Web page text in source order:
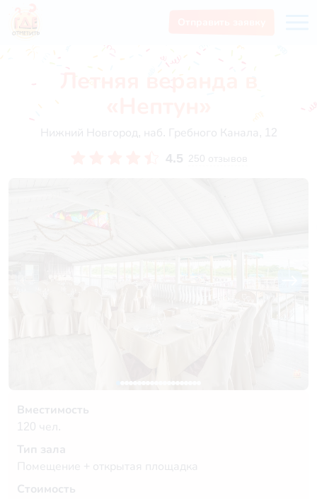
Летняя веранда в
Нижний Новгород, наб. Гребного Канала, 12
4.5 250 отзывов
Вместимость
120 чел.
Тип зала
Помещение + открытая площадка
Стоимость